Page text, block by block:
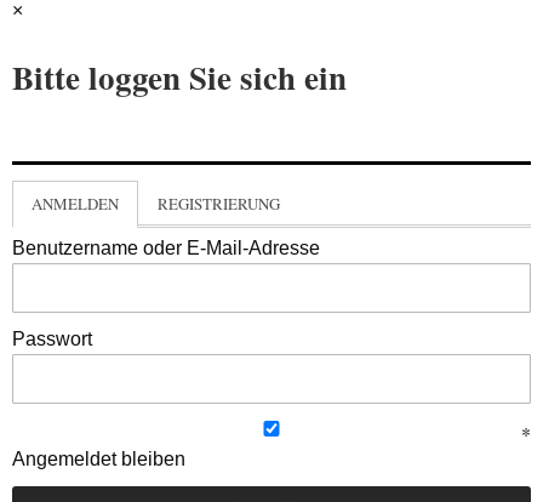
×
Bitte loggen Sie sich ein
ANMELDEN REGISTRIERUNG
Benutzername oder E-Mail-Adresse
Passwort
Angemeldet bleiben